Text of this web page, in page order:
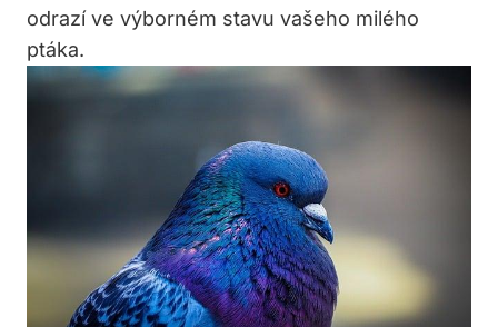
odrazí ve výborném stavu vašeho milého
ptáka.